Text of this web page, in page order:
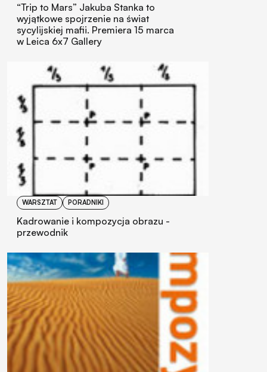
“Trip to Mars” Jakuba Stanka to
wyjątkowe spojrzenie na świat
sycylijskiej mafii. Premiera 15 marca
w Leica 6x7 Gallery
WARSZTAT PORADNIKI
Kadrowanie i kompozycja obrazu -
przewodnik